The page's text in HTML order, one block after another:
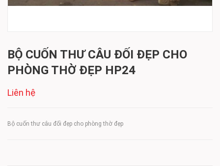
BỘ CUỐN THƯ CÂU ĐỐI ĐẸP CHO
PHÒNG THỜ ĐẸP HP24
Liên hệ
Bộ cuốn thư câu đối đẹp cho phòng thờ đẹp